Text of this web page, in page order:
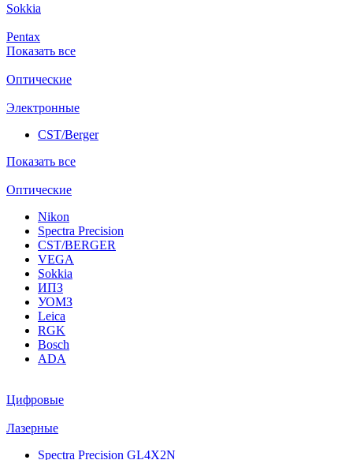
Sokkia
Pentax
Показать все
Оптические
Электронные
CST/Berger
Показать все
Оптические
Nikon
Spectra Precision
CST/BERGER
VEGA
Sokkia
ИПЗ
УОМЗ
Leica
RGK
Bosch
ADA
Цифровые
Лазерные
Spectra Precision GL4X2N